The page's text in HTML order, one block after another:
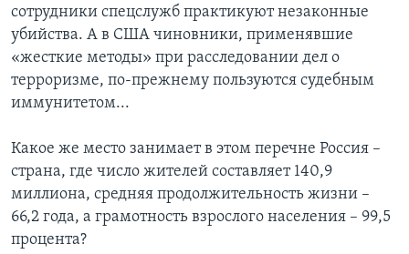
сотрудники спецслужб практикуют незаконные
убийства. А в США чиновники, применявшие
«жесткие методы» при расследовании дел о
терроризме, по-прежнему пользуются судебным
иммунитетом...
Какое же место занимает в этом перечне Россия –
страна, где число жителей составляет 140,9
миллиона, средняя продолжительность жизни –
66,2 года, а грамотность взрослого населения – 99,5
процента?